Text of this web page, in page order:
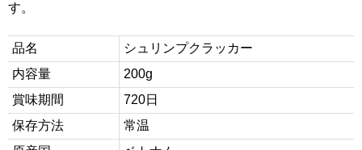
す。
品名
シュリンプクラッカー
内容量
200g
賞味期間
720日
保存方法
常温